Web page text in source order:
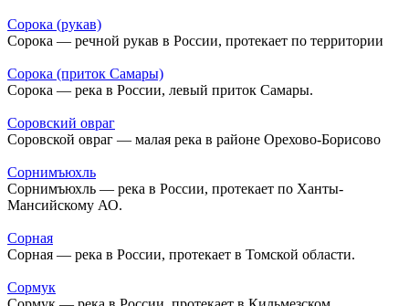
Сорока (рукав)
Сорока — речной рукав в России, протекает по территории
Сорока (приток Самары)
Сорока — река в России, левый приток Самары.
Соровский овраг
Соровской овраг — малая река в районе Орехово-Борисово
Сорнимъюхль
Сорнимъюхль — река в России, протекает по Ханты-
Мансийскому АО.
Сорная
Сорная — река в России, протекает в Томской области.
Сормук